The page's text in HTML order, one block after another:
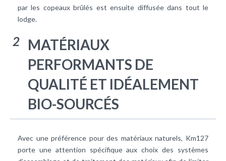
par les copeaux brûlés est ensuite diffusée dans tout le
lodge.
2
MATÉRIAUX
PERFORMANTS DE
QUALITÉ ET IDÉALEMENT
BIO-­SOURCÉS
Avec une préférence pour des matériaux naturels, Km127
porte une attention spécifique aux choix des systèmes